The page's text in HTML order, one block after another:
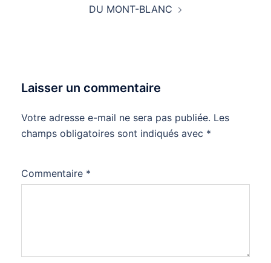
DU MONT-BLANC
Laisser un commentaire
Votre adresse e-mail ne sera pas publiée. Les
champs obligatoires sont indiqués avec *
Commentaire *